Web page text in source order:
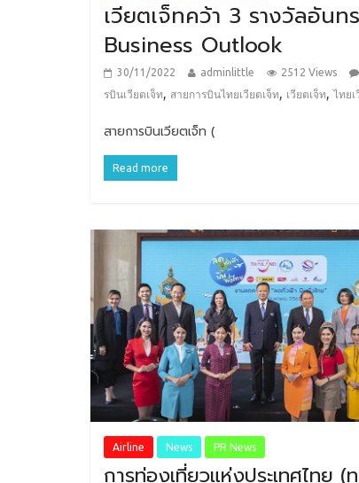
เวียตเจ็ทคว้า 3 รางวัลอัน
Business Outlook
30/11/2022 adminlittle 2512 Views
รบินเวียตเจ็ท, สายการบินไทยเวียตเจ็ท, เวียตเจ็ท,ไทยเ
สายการบินเวียตเจ็ท (
Read more
Airline News PR News
การท่องเที่ยวแห่งประเทศไทย (